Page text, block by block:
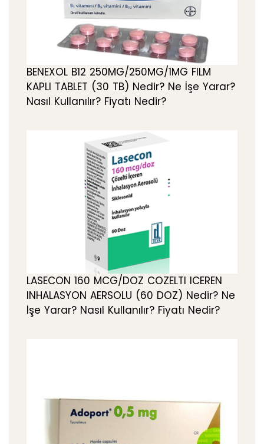
BENEXOL B12 250MG/250MG/1MG FILM
KAPLI TABLET (30 TB) Nedir? Ne İşe Yarar?
Nasıl Kullanılır? Fiyatı Nedir?
LASECON 160 MCG/DOZ COZELTI ICEREN
INHALASYON AERSOLU (60 DOZ) Nedir? Ne
İşe Yarar? Nasıl Kullanılır? Fiyatı Nedir?